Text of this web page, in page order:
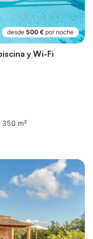
desde 500 € por noche
y Wi-Fi
350 m²